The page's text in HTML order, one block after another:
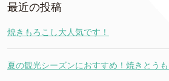
最近の投稿
焼きもろこし大人気です！
夏の観光シーズンにおすすめ！焼きとう